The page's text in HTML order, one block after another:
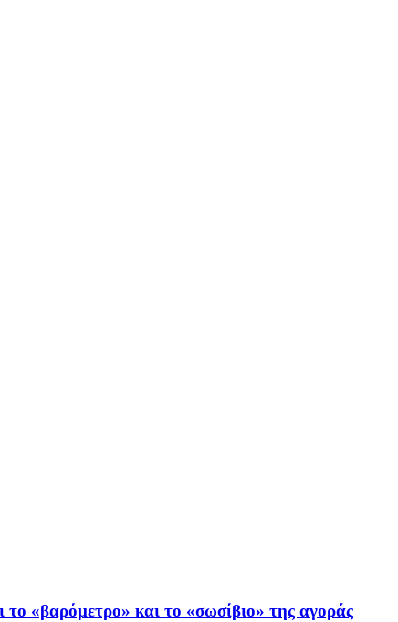
«βαρόμετρο» και το «σωσίβιο» της αγοράς